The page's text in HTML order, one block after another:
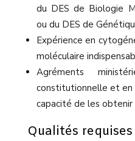
du DES de Biologie
ou du DES de
Expérience en
moléculaire
Agréments
constitutionnelle et en
capacité de les
Qualités requises